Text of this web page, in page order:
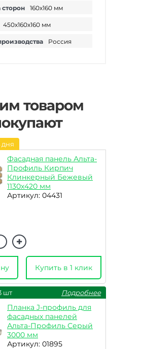
160х160 мм
450х160х160 мм
Россия
товаром
дня
Фасадная панель Альта-
Профиль Кирпич
Клинкерный Бежевый
1130х420 мм
Артикул: 04431
Купить в 1 клик
шт Подробнее
Планка J-профиль для
фасадных панелей
Альта-Профиль Серый
3000 мм
Артикул: 01895